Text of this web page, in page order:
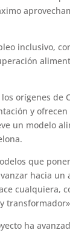
inclusivo,
orígenes
y
un modelo
que
hacia
cualquiera,
ha